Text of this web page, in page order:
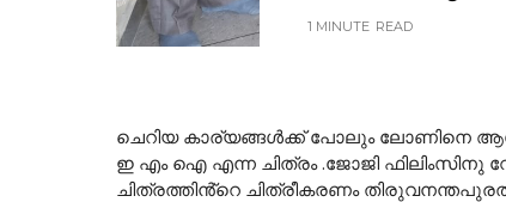
1 MINUTE READ
ചെറിയ കാര്യങ്ങൾക്ക് പോലും ലോണിനെ
ഇ എം ഐ എന്ന ചിത്രം .ജോജി
ചിത്രത്തിൻ്റെ ചിത്രീകരണം